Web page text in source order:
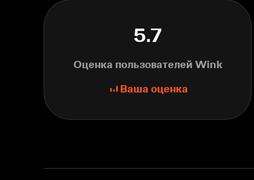
5.7
Оценка пользователей Wink
Ваша оценка